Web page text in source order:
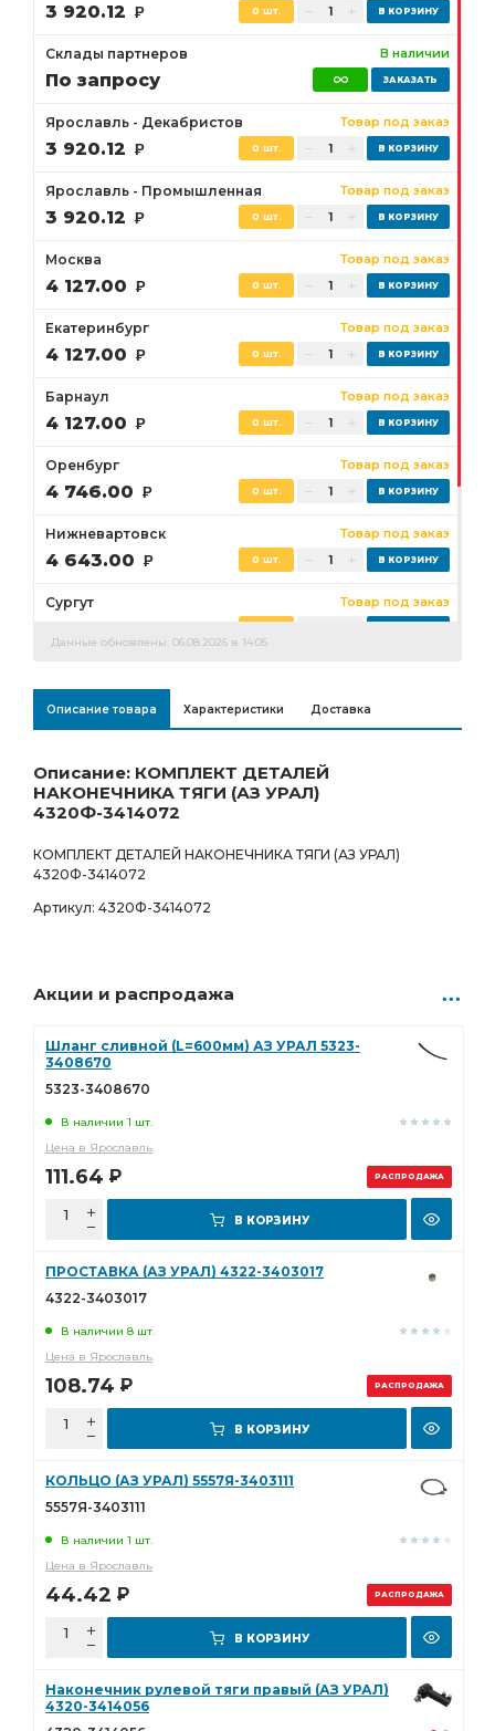
3 920.12 Р 0 шт.
Склады партнеров В наличии
По запросу
Ярославль - Декабристов Товар под заказ
3 920.12 Р 0 шт.
Ярославль - Промышленная Товар под заказ
3 920.12 Р 0 шт.
Москва Товар под заказ
4 127.00 Р 0 шт.
Екатеринбург Товар под заказ
4 127.00 Р 0 шт.
Барнаул Товар под заказ
4 127.00 Р 0 шт.
Оренбург Товар под заказ
4 746.00 Р 0 шт.
Нижневартовск Товар под заказ
4 643.00 Р 0 шт.
Сургут Товар под заказ
4 127.00 Р
Данные обновлены: 06.08.2026 в 14:05
Описание товара Характеристики Доставка
Описание: КОМПЛЕКТ ДЕТАЛЕЙ
НАКОНЕЧНИКА ТЯГИ (АЗ УРАЛ)
4320Ф-3414072
КОМПЛЕКТ ДЕТАЛЕЙ НАКОНЕЧНИКА ТЯГИ (АЗ УРАЛ)
4320Ф-3414072
Артикул: 4320Ф-3414072
Акции и распродажа
РАСПРОДАЖА
Шланг сливной (L=600мм) АЗ УРАЛ 5323-
3408670
5323-3408670
В наличии 1 шт.
Цена в Ярославль
111.64 Р
В КОРЗИНУ
РАСПРОДАЖА
ПРОСТАВКА (АЗ УРАЛ) 4322-3403017
4322-3403017
В наличии 8 шт.
Цена в Ярославль
108.74 Р
В КОРЗИНУ
РАСПРОДАЖА
КОЛЬЦО (АЗ УРАЛ) 5557Я-3403111
5557Я-3403111
В наличии 1 шт.
Цена в Ярославль
44.42 Р
В КОРЗИНУ
Наконечник рулевой тяги правый (АЗ УРАЛ)
4320-3414056